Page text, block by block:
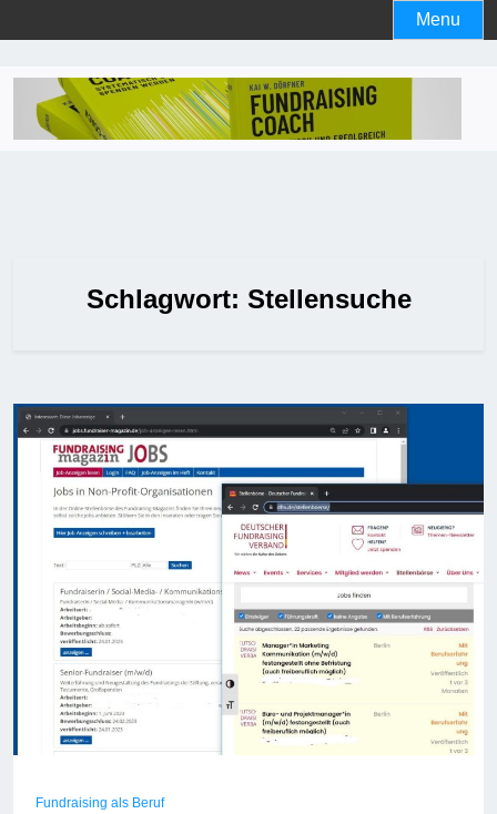
to
Menu
Schlagwort: Stellensuche
Fundraising als Beruf